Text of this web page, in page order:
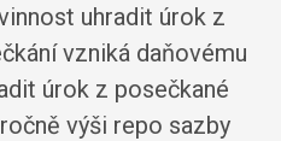
uhradit úrok z
vzniká daňovému
úrok z posečkané
výši repo sazby